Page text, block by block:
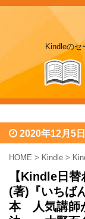
Kindleの
2020年12月5日
HOME > Kindle >
【Kindle日
(著)『いちば
本 人気講師